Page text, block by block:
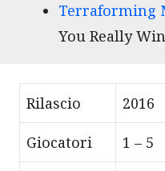
Terraforming
You Really
Rilascio 2016
Giocatori 1 – 5